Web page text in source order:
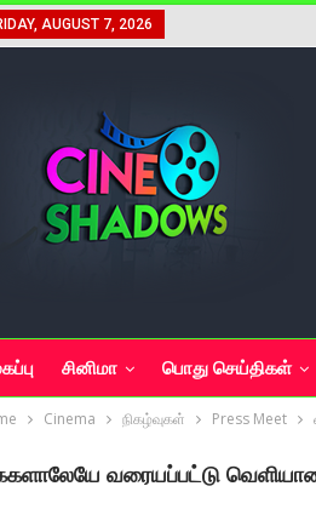
AUGUST 7, 2026
சினிமா பொது செய்திகள்
Cinema நிகழ்வுகள் Press Meet
வரையப்பட்டு